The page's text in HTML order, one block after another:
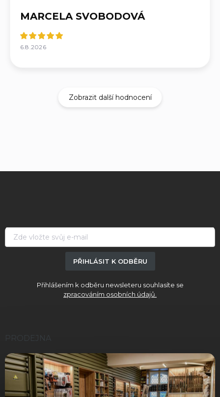
MARCELA SVOBODOVÁ
6.8.2026
Zobrazit další hodnocení
PŘIHLÁSIT K ODBĚRU
Přihlášením k odběru newsleteru souhlasíte se
zpracováním osobních údajů.
PRODEJNA